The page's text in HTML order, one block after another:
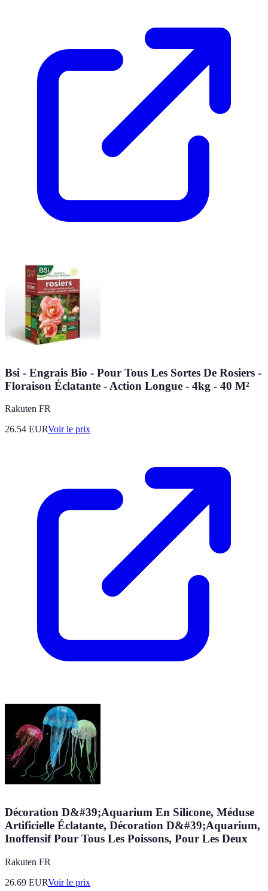
Bsi - Engrais Bio - Pour Tous Les Sortes De Rosiers -
Floraison Éclatante - Action Longue - 4kg - 40 M²
Rakuten FR
26.54 EURVoir le prix
Décoration D&#39;Aquarium En Silicone, Méduse
Artificielle Éclatante, Décoration D&#39;Aquarium,
Inoffensif Pour Tous Les Poissons, Pour Les Deux
Rakuten FR
26.69 EURVoir le prix